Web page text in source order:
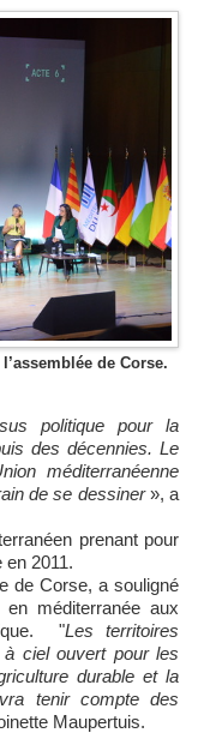
de Corse.
des décennies. Le
méditerranéenne
de se dessiner», a
prenant pour
2011.
de Corse, a souligné
en méditerranée aux
"Les territoires
à ciel ouvert pour les
durable et la
tenir compte des
Maupertuis.